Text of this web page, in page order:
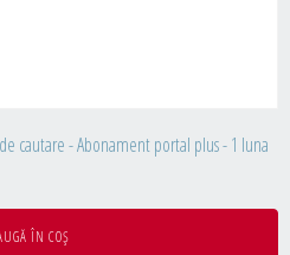
cautare - Abonament portal plus - 1 luna
ÎN COȘ